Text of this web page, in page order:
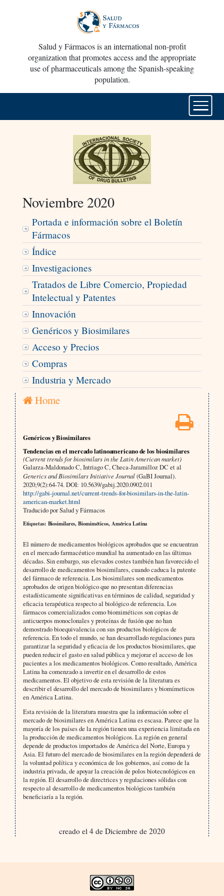
Salud y Fármacos is an international non-profit
organization that promotes access and the appropriate
use of pharmaceuticals among the Spanish-speaking
population.
Noviembre 2020
Portada e información sobre el Boletín
Fármacos
Índice
Investigaciones
Tratados de Libre Comercio, Propiedad
Intelectual y Patentes
Innovación
Genéricos y Biosimilares
Acceso y Precios
Compras
Industria y Mercado
Home
Genéricos y Biosimilares
Tendencias en el mercado latinoamericano de los biosimilares
(Current trends for biosimilars in the Latin American market)
Galarza-Maldonado C, Intriago C, Checa-Jaramilloz DC et al
Generics and Biosimilars Initiative Journal(GaBI Journal).
2020;9(2):64-74. DOI: 10.5639/gabij.2020.0902.011
http://gabi-journal.net/current-trends-for-biosimilars-in-the-latin-
american-market.html
Traducido por Salud y Fármacos
Etiquetas: Biosimilares, Biomiméticos, América Latina
El número de medicamentos biológicos aprobados que se encuentran
en el mercado farmacéutico mundial ha aumentado en las últimas
décadas. Sin embargo, sus elevados costes también han favorecido el
desarrollo de medicamentos biosimilares, cuando caduca la patente
del fármaco de referencia. Los biosimilares son medicamentos
aprobados de origen biológico que no presentan diferencias
estadísticamente significativas en términos de calidad, seguridad y
eficacia terapéutica respecto al biológico de referencia. Los
fármacos comercializados como biomiméticos son copias de
anticuerpos monoclonales y proteínas de fusión que no han
demostrado bioequivalencia con sus productos biológicos de
referencia. En todo el mundo, se han desarrollado regulaciones para
garantizar la seguridad y eficacia de los productos biosimilares, que
pueden reducir el gasto en salud pública y mejorar el acceso de los
pacientes a los medicamentos biológicos. Como resultado, América
Latina ha comenzado a invertir en el desarrollo de estos
medicamentos. El objetivo de esta revisión de la literatura es
describir el desarrollo del mercado de biosimilares y biomímeticos
en América Latina.
Esta revisión de la literatura muestra que la información sobre el
mercado de biosimilares en América Latina es escasa. Parece que la
mayoría de los países de la región tienen una experiencia limitada en
la producción de medicamentos biológicos. La región en general
depende de productos importados de América del Norte, Europa y
Asia. El futuro del mercado de biosimilares en la región dependerá de
la voluntad política y económica de los gobiernos, así como de la
industria privada, de apoyar la creación de polos biotecnológicos en
la región. El desarrollo de directrices y regulaciones sólidas con
respecto al desarrollo de medicamentos biológicos también
beneficiaría a la región.
creado el 4 de Diciembre de 2020